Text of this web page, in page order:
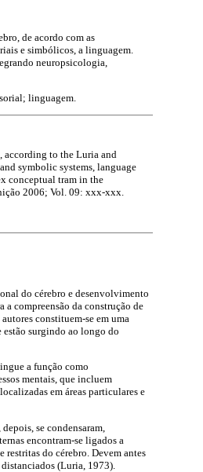
de acordo com as
e simbólicos, a linguagem.
neuropsicologia,
linguagem.
according to the Luria and
symbolic systems, language
conceptual tram in the
2006; Vol. 09: xxx-xxx.
do cérebro e desenvolvimento
a compreensão da construção de
constituem-se em uma
estão surgindo ao longo do
a função como
mentais, que incluem
em áreas particulares e
se condensaram,
encontram-se ligados a
restritas do cérebro. Devem antes
(Luria, 1973).